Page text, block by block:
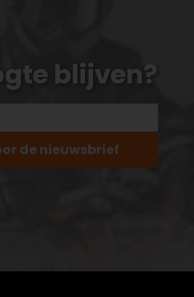
blijven?
de nieuwsbrief